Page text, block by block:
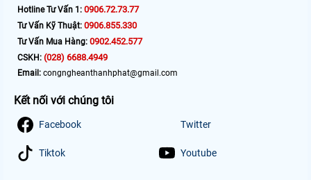
Hotline Tư Vấn 1: 0906.72.73.77
Tư Vấn Kỹ Thuật: 0906.855.330
Tư Vấn Mua Hàng: 0902.452.577
CSKH: (028) 6688.4949
Email: congngheanthanhphat@gmail.com
Kết nối với chúng tôi
Facebook Twitter
Tiktok Youtube